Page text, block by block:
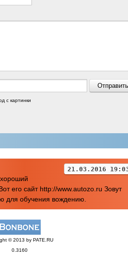
с картинки
21.03.2016
его сайт http://www.autozo.ru Зовут
для обучения вождению.
© 2013 by PATE.RU
0.3160